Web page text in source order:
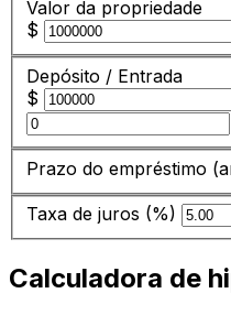
Valor da propriedade
$
Depósito / Entrada
$
Prazo do empréstimo
Taxa de juros (%)
Calculadora de